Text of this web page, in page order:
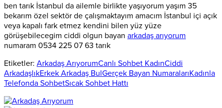
ben tarık İstanbul da ailemle birlikte yaşıyorum yaşım 35
bekarım özel sektör de çalışmaktayım amacım İstanbul içi açık
veya kapalı fark etmez kendini bilen yüz yüze
görüşebilecegim ciddi olgun bayan arkadaş arıyorum
numaram 0534 225 07 63 tarık
Etiketler: Arkadaş ArıyorumCanlı Sohbet KadınCiddi
ArkadaşlıkErkek Arkadaş BulGerçek Bayan NumaralarıKadınla
Telefonda SohbetSıcak Sohbet Hattı